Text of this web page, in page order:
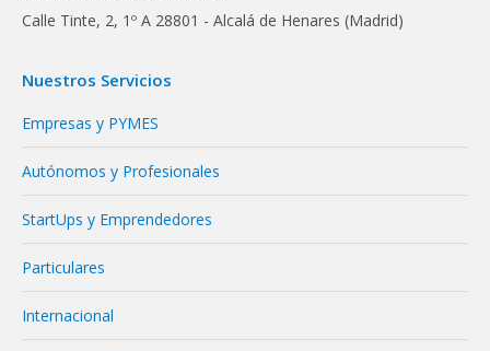
Calle Tinte, 2, 1º A 28801 - Alcalá de Henares (Madrid)
Nuestros Servicios
Empresas y PYMES
Autónomos y Profesionales
StartUps y Emprendedores
Particulares
Internacional